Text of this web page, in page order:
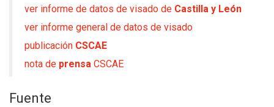
ver informe de datos de visado de Castilla y León
ver informe general de datos de visado
publicación CSCAE
nota de prensa CSCAE
Fuente